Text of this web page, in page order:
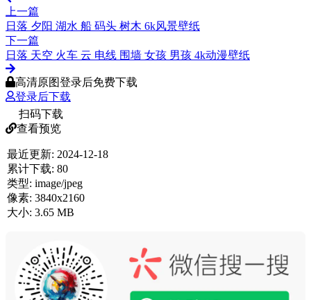
上一篇
日落 夕阳 湖水 船 码头 树木 6k风景壁纸
下一篇
日落 天空 火车 云 电线 围墙 女孩 男孩 4k动漫壁纸
高清原图登录后免费下载
登录后下载
扫码下载
查看预览
最近更新: 2024-12-18
累计下载: 80
类型: image/jpeg
像素: 3840x2160
大小: 3.65 MB